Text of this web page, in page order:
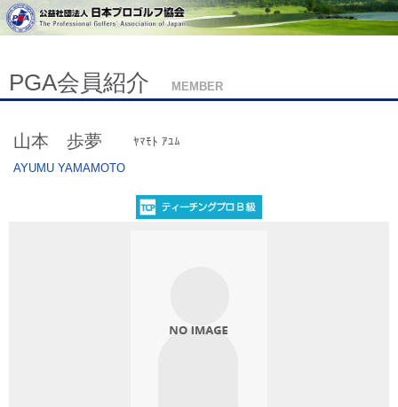
PGA会員紹介 MEMBER
山本 歩夢
ﾔﾏﾓﾄ ｱﾕﾑ
AYUMU YAMAMOTO